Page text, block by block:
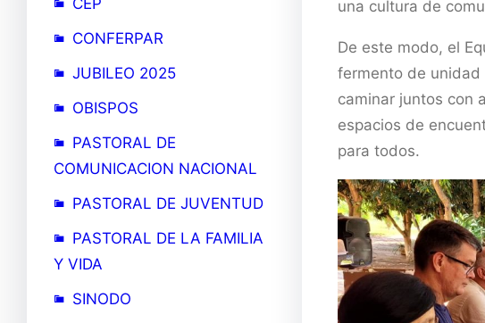
CONFERPAR
JUBILEO 2025
OBISPOS
PASTORAL DE
COMUNICACION NACIONAL
PASTORAL DE JUVENTUD
PASTORAL DE LA FAMILIA
Y VIDA
SINODO
una cultura de
De este modo, el
fermento de unidad
caminar juntos con
espacios de
para todos.